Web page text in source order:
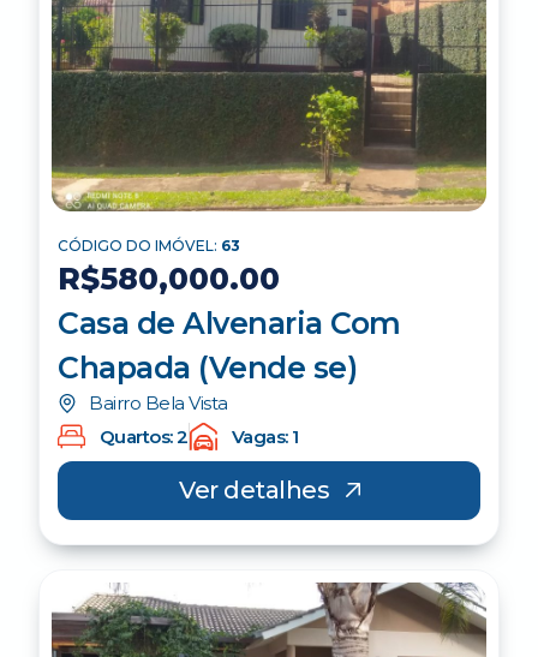
CÓDIGO DO IMÓVEL: 63
R$580,000.00
Casa de Alvenaria Com
Chapada (Vende se)
Bairro Bela Vista
Quartos: 2
Vagas: 1
Ver detalhes